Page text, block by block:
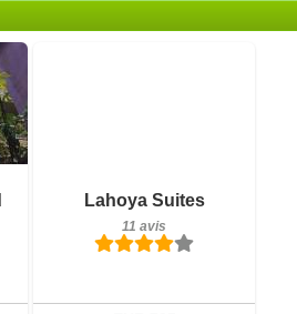
Lahoya Suites
11 avis
Détails
Réserver